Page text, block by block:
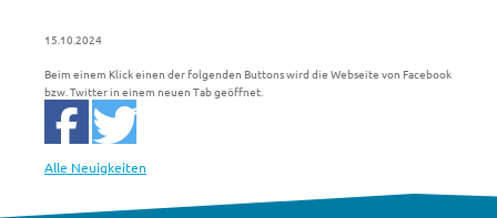
15.10.2024
Beim einem Klick einen der folgenden Buttons wird die Webseite von Facebook
bzw. Twitter in einem neuen Tab geöffnet.
Alle Neuigkeiten